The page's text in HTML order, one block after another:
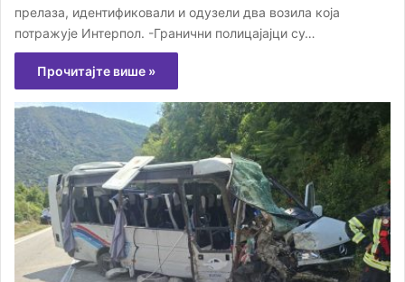
прелаза, идентификовали и одузели два возила која
потражује Интерпол. -Гранични полицајајци су…
Прочитајте више »